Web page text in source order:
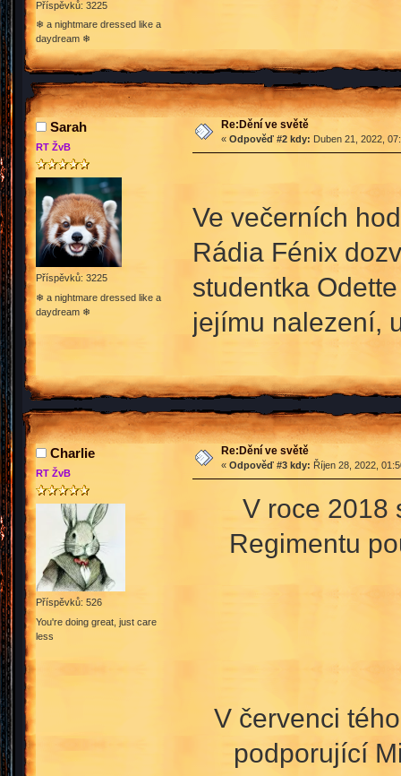
Příspěvků: 3225
❄ a nightmare dressed like a
daydream ❄
Sarah
RT ŽvB
Příspěvků: 3225
❄ a nightmare dressed like a
daydream ❄
Re:Dění ve světě
« Odpověď #2 kdy: Duben 21, 2022,
Ve večerních
Rádia Fénix
studentka
jejímu nalezení,
Charlie
RT ŽvB
Příspěvků: 526
You're doing great, just care
less
Re:Dění ve světě
« Odpověď #3 kdy: Říjen 28, 2022,
V roce 2018
Regimentu
V červenci
podporující